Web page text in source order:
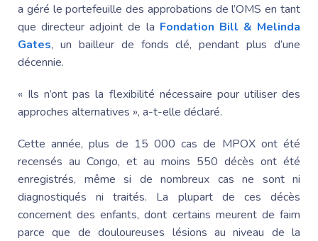
a géré le portefeuille des approbations de l’OMS en tant
que directeur adjoint de la Fondation Bill & Melinda
Gates, un bailleur de fonds clé, pendant plus d’une
décennie.
« Ils n’ont pas la flexibilité nécessaire pour utiliser des
approches alternatives », a-t-elle déclaré.
Cette année, plus de 15 000 cas de MPOX ont été
recensés au Congo, et au moins 550 décès ont été
enregistrés, même si de nombreux cas ne sont ni
diagnostiqués ni traités. La plupart de ces décès
concernent des enfants, dont certains meurent de faim
parce que de douloureuses lésions au niveau de la